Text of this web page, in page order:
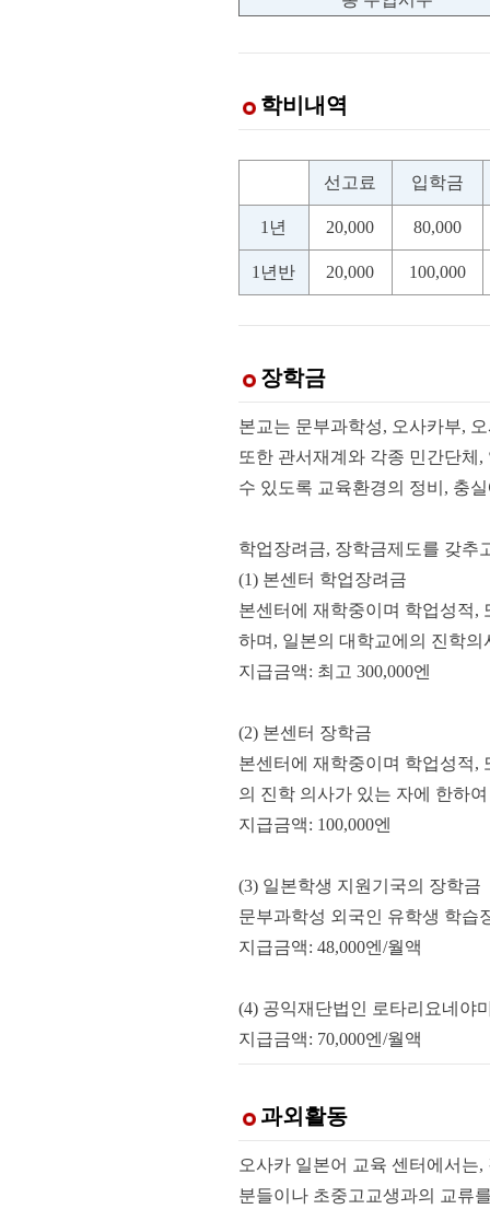
학비내역
선고료 입학금
1년 20,000 80,000
1년반 20,000 100,000
장학금
본교는 문부과학성, 오사카부,
또한 관서재계와 각종 민간단체
수 있도록 교육환경의 정비, 충
학업장려금, 장학금제도를 갖추
(1) 본센터 학업장려금
본센터에 재학중이며 학업성적,
하며, 일본의 대학교에의 진학
지급금액: 최고 300,000엔
(2) 본센터 장학금
본센터에 재학중이며 학업성적,
의 진학 의사가 있는 자에 한하
지급금액: 100,000엔
(3) 일본학생 지원기국의 장학금
문부과학성 외국인 유학생 학습
지급금액: 48,000엔/월액
(4) 공익재단법인 로타리요네야
지급금액: 70,000엔/월액
과외활동
오사카 일본어 교육 센터에서는
분들이나 초중고교생과의 교류